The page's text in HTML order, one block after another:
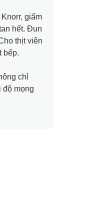
giấm
hết. Đun
thịt viên
bếp.
chỉ
độ mọng